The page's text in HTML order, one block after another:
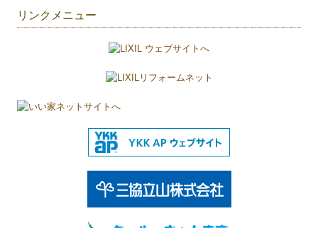
リンクメニュー